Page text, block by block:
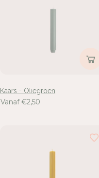
Kaars - Oliegroen
Vanaf €2,50